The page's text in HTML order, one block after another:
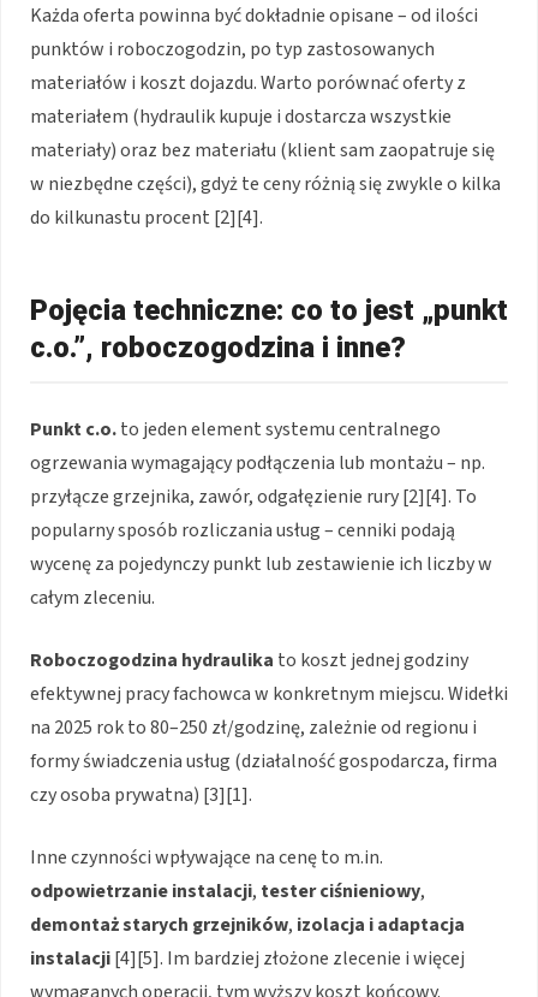
Każda oferta powinna być dokładnie opisane – od ilości
punktów i roboczogodzin, po typ zastosowanych
materiałów i koszt dojazdu. Warto porównać oferty z
materiałem (hydraulik kupuje i dostarcza wszystkie
materiały) oraz bez materiału (klient sam zaopatruje się
w niezbędne części), gdyż te ceny różnią się zwykle o kilka
do kilkunastu procent [2][4].
Pojęcia techniczne: co to jest „punkt
c.o.”, roboczogodzina i inne?
Punkt c.o.to jeden element systemu centralnego
ogrzewania wymagający podłączenia lub montażu – np.
przyłącze grzejnika, zawór, odgałęzienie rury [2][4]. To
popularny sposób rozliczania usług – cenniki podają
wycenę za pojedynczy punkt lub zestawienie ich liczby w
całym zleceniu.
Roboczogodzina hydraulika to koszt jednej godziny
efektywnej pracy fachowca w konkretnym miejscu. Widełki
na 2025 rok to 80–250 zł/godzinę, zależnie od regionu i
formy świadczenia usług (działalność gospodarcza, firma
czy osoba prywatna) [3][1].
Inne czynności wpływające na cenę to m.in.
odpowietrzanie instalacji, tester ciśnieniowy,
demontaż starych grzejników, izolacja i adaptacja
instalacji[4][5]. Im bardziej złożone zlecenie i więcej